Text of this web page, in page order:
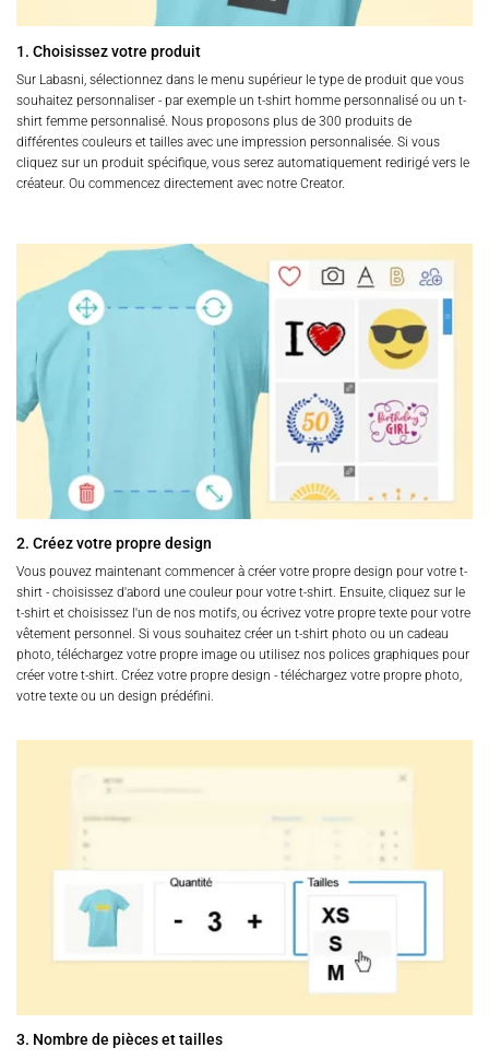
1. Choisissez votre produit
Sur Labasni, sélectionnez dans le menu supérieur le type de produit que vous
souhaitez personnaliser - par exemple un t-shirt homme personnalisé ou un t-
shirt femme personnalisé. Nous proposons plus de 300 produits de
différentes couleurs et tailles avec une impression personnalisée. Si vous
cliquez sur un produit spécifique, vous serez automatiquement redirigé vers le
créateur. Ou commencez directement avec notre Creator.
2. Créez votre propre design
Vous pouvez maintenant commencer à créer votre propre design pour votre t-
shirt - choisissez d'abord une couleur pour votre t-shirt. Ensuite, cliquez sur le
t-shirt et choisissez l'un de nos motifs, ou écrivez votre propre texte pour votre
vêtement personnel. Si vous souhaitez créer un t-shirt photo ou un cadeau
photo, téléchargez votre propre image ou utilisez nos polices graphiques pour
créer votre t-shirt. Créez votre propre design - téléchargez votre propre photo,
votre texte ou un design prédéfini.
3. Nombre de pièces et tailles